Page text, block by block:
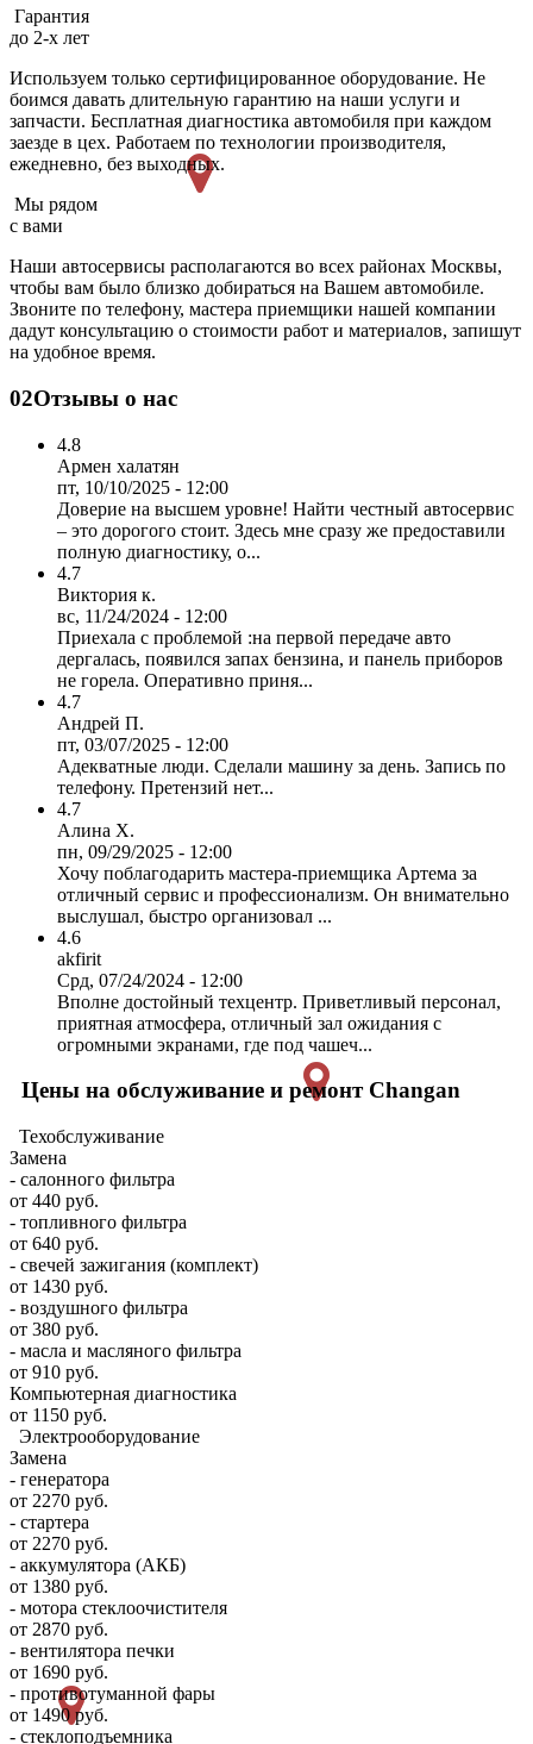
Гарантия
до 2-х лет
Используем только сертифицированное оборудование. Не
боимся давать длительную гарантию на наши услуги и
запчасти. Бесплатная диагностика автомобиля при каждом
заезде в цех. Работаем по технологии производителя,
ежедневно, без выходных.
Мы рядом
с вами
Наши автосервисы располагаются во всех районах Москвы,
чтобы вам было близко добираться на Вашем автомобиле.
Звоните по телефону, мастера приемщики нашей компании
дадут консультацию о стоимости работ и материалов, запишут
на удобное время.
02Отзывы о нас
4.8
Армен халатян
пт, 10/10/2025 - 12:00
Доверие на высшем уровне! Найти честный автосервис
– это дорогого стоит. Здесь мне сразу же предоставили
полную диагностику, о...
4.7
Виктория к.
вс, 11/24/2024 - 12:00
Приехала с проблемой :на первой передаче авто
дергалась, появился запах бензина, и панель приборов
не горела. Оперативно приня...
4.7
Андрей П.
пт, 03/07/2025 - 12:00
Адекватные люди. Сделали машину за день. Запись по
телефону. Претензий нет...
4.7
Алина Х.
пн, 09/29/2025 - 12:00
Хочу поблагодарить мастера-приемщика Артема за
отличный сервис и профессионализм. Он внимательно
выслушал, быстро организовал ...
4.6
akfirit
Срд, 07/24/2024 - 12:00
Вполне достойный техцентр. Приветливый персонал,
приятная атмосфера, отличный зал ожидания с
огромными экранами, где под чашеч...
Цены на обслуживание и ремонт Changan
Техобслуживание
Замена
- салонного фильтра
от 440 руб.
- топливного фильтра
от 640 руб.
- свечей зажигания (комплект)
от 1430 руб.
- воздушного фильтра
от 380 руб.
- масла и масляного фильтра
от 910 руб.
Компьютерная диагностика
от 1150 руб.
Электрооборудование
Замена
- генератора
от 2270 руб.
- стартера
от 2270 руб.
- аккумулятора (АКБ)
от 1380 руб.
- мотора стеклоочистителя
от 2870 руб.
- вентилятора печки
от 1690 руб.
- противотуманной фары
от 1490 руб.
- стеклоподъемника